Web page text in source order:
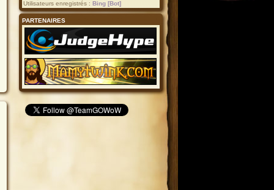
Utilisateurs enregistrés : Bing [Bot]
PARTENAIRES